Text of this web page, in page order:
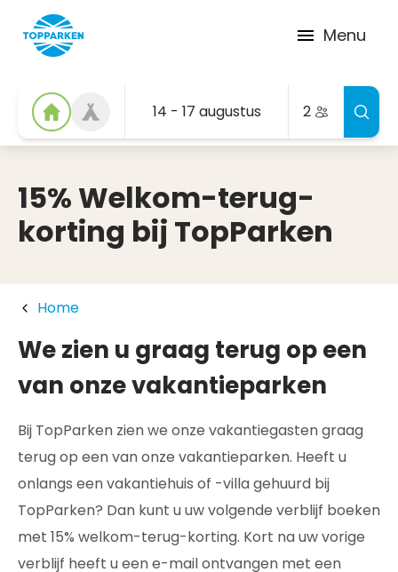
Menu
14 - 17 augustus 2
15% Welkom-terug-
korting bij TopParken
Home
We zien u graag terug op een
van onze vakantieparken
Bij TopParken zien we onze vakantiegasten graag
terug op een van onze vakantieparken. Heeft u
onlangs een vakantiehuis of -villa gehuurd bij
TopParken? Dan kunt u uw volgende verblijf boeken
met 15% welkom-terug-korting. Kort na uw vorige
verblijf heeft u een e-mail ontvangen met een